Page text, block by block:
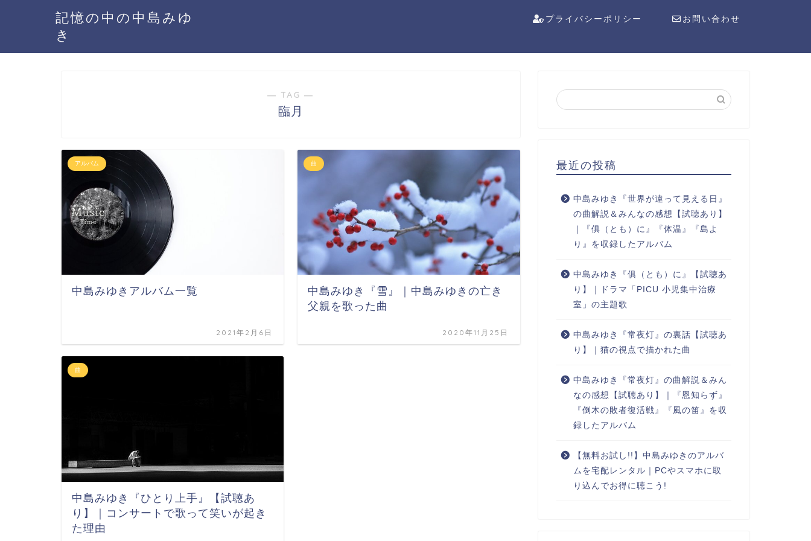
記憶の中の中島みゆ
き
プライバシーポリシー お問い合わせ
― TAG ―
臨月
アルバム
中島みゆきアルバム一覧
2021年2月6日
曲
中島みゆき『雪』｜中島みゆきの亡き
父親を歌った曲
2020年11月25日
曲
中島みゆき『ひとり上手』【試聴あ
り】｜コンサートで歌って笑いが起き
た理由
最近の投稿
中島みゆき『世界が違って見える日』
の曲解説＆みんなの感想【試聴あり】
｜『俱（とも）に』『体温』『島よ
り』を収録したアルバム
中島みゆき『俱（とも）に』【試聴あ
り】｜ドラマ「PICU 小児集中治療
室」の主題歌
中島みゆき『常夜灯』の裏話【試聴あ
り】｜猫の視点で描かれた曲
中島みゆき『常夜灯』の曲解説＆みん
なの感想【試聴あり】｜『恩知らず』
『倒木の敗者復活戦』『風の笛』を収
録したアルバム
【無料お試し!!】中島みゆきのアルバ
ムを宅配レンタル｜PCやスマホに取
り込んでお得に聴こう!